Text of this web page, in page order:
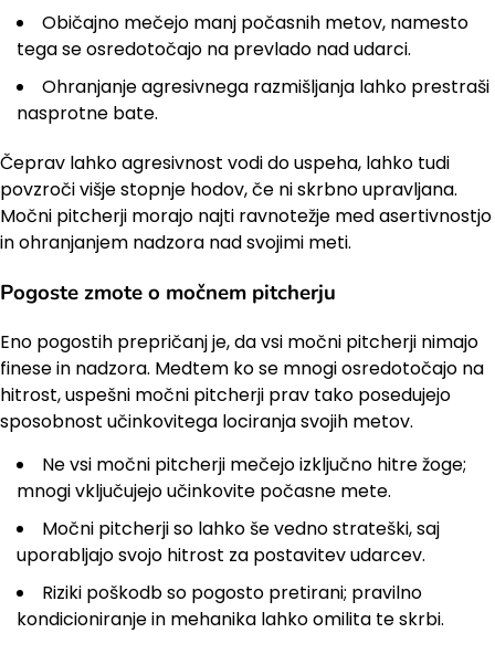
Običajno mečejo manj počasnih metov, namesto
tega se osredotočajo na prevlado nad udarci.
Ohranjanje agresivnega razmišljanja lahko prestraši
nasprotne bate.
Čeprav lahko agresivnost vodi do uspeha, lahko tudi
povzroči višje stopnje hodov, če ni skrbno upravljana.
Močni pitcherji morajo najti ravnotežje med asertivnostjo
in ohranjanjem nadzora nad svojimi meti.
Pogoste zmote o močnem pitcherju
Eno pogostih prepričanj je, da vsi močni pitcherji nimajo
finese in nadzora. Medtem ko se mnogi osredotočajo na
hitrost, uspešni močni pitcherji prav tako posedujejo
sposobnost učinkovitega lociranja svojih metov.
Ne vsi močni pitcherji mečejo izključno hitre žoge;
mnogi vključujejo učinkovite počasne mete.
Močni pitcherji so lahko še vedno strateški, saj
uporabljajo svojo hitrost za postavitev udarcev.
Riziki poškodb so pogosto pretirani; pravilno
kondicioniranje in mehanika lahko omilita te skrbi.